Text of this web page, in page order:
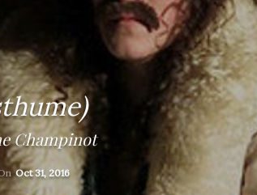
Champinot
Oct 31, 2016